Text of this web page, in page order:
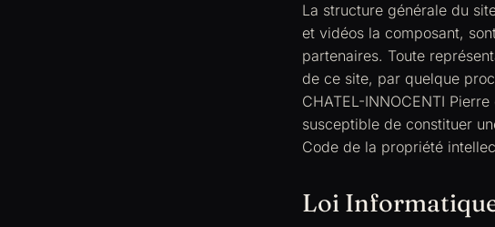
La structure générale du
et vidéos la composant,
partenaires. Toute
de ce site, par quelque
CHATEL-INNOCENTI
susceptible de constituer
Code de la propriété
Loi